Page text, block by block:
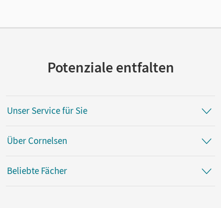
Potenziale entfalten
Unser Service für Sie
Über Cornelsen
Beliebte Fächer